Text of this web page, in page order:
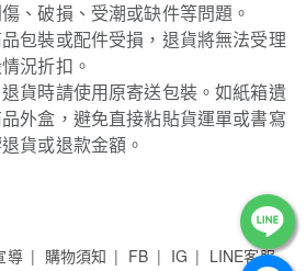
、破損、受潮或缺件等問題。
品包裝或配件受損，退貨將無法受理
況折扣。
貨時請使用原寄送包裝。如紙箱遺
外盒，避免直接粘貼貨運單或書寫
貨或退款金額。
導 購物須知 FB IG LINE客服